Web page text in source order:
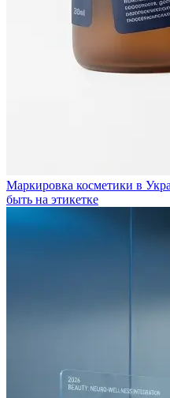
Маркировка косметики в
быть на этикетке